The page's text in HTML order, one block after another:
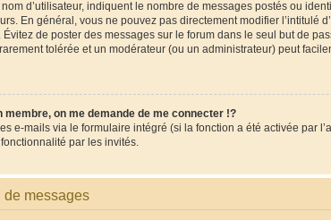
d’utilisateur, indiquent le nombre de messages postés ou
En général, vous ne pouvez pas directement modifier l’intitulé
de poster des messages sur le forum dans le seul but de
tolérée et un modérateur (ou un administrateur) peut
membre, on me demande de me connecter !?
e-mails via le formulaire intégré (si la fonction a été activée par
par les invités.
de messages